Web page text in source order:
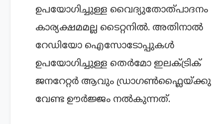
ഉപയോഗിച്ചുള്ള വൈദ്യുതോത്പാദനം
കാര്യക്ഷമമല്ല ടൈറ്റനില്‍. അതിനാല്‍
റേഡിയോ ഐസോടോപ്പുകള്‍
ഉപയോഗിച്ചുള്ള തെര്‍മോ ഇലക്ട്രിക്
ജനറേറ്റര്‍ ആവും ഡ്രാഗണ്‍ഫ്ലൈയ്ക്കു
വേണ്ട ഊര്‍ജ്ജം നല്‍കുന്നത്.